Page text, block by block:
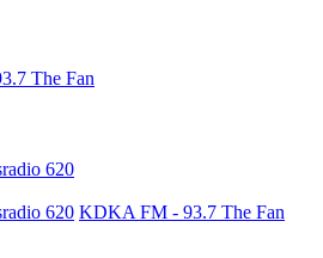
The Fan
620
620 KDKA FM - 93.7 The Fan